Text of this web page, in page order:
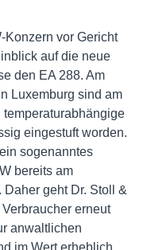
Konzern vor Gericht
auf die neue
den EA 288. Am
Luxemburg sind am
eingestuft worden.
sogenanntes
bereits am
Daher geht Dr. Stoll &
erneut
anwaltlichen
im Wert erheblich